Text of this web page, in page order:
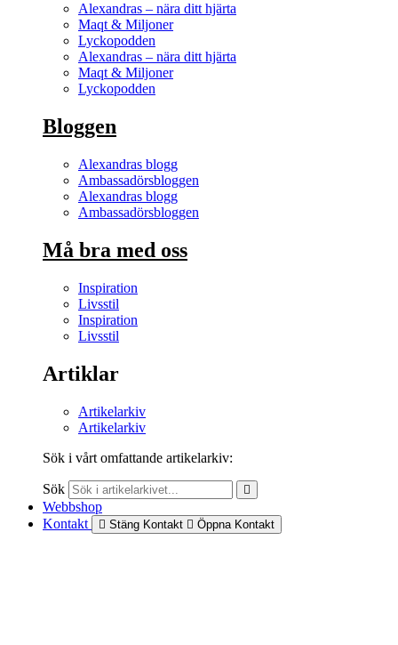
Alexandras – nära ditt hjärta
Maqt & Miljoner
Lyckopodden
Alexandras – nära ditt hjärta
Maqt & Miljoner
Lyckopodden
Bloggen
Alexandras blogg
Ambassadörsbloggen
Alexandras blogg
Ambassadörsbloggen
Må bra med oss
Inspiration
Livsstil
Inspiration
Livsstil
Artiklar
Artikelarkiv
Artikelarkiv
Sök i vårt omfattande artikelarkiv:
Sök
Webbshop
Kontakt
Stäng Kontakt Öppna Kontakt